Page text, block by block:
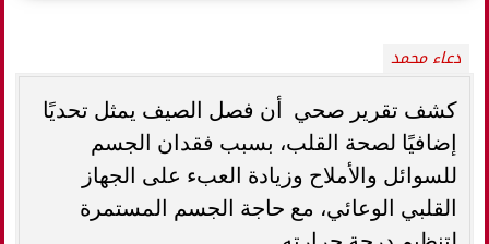
دعاء محمد
كشف تقرير صحي أن فصل الصيف يمثل تحديًا
إضافيًا لصحة القلب، بسبب فقدان الجسم
للسوائل والأملاح وزيادة العبء على الجهاز
القلبي الوعائي، مع حاجة الجسم المستمرة